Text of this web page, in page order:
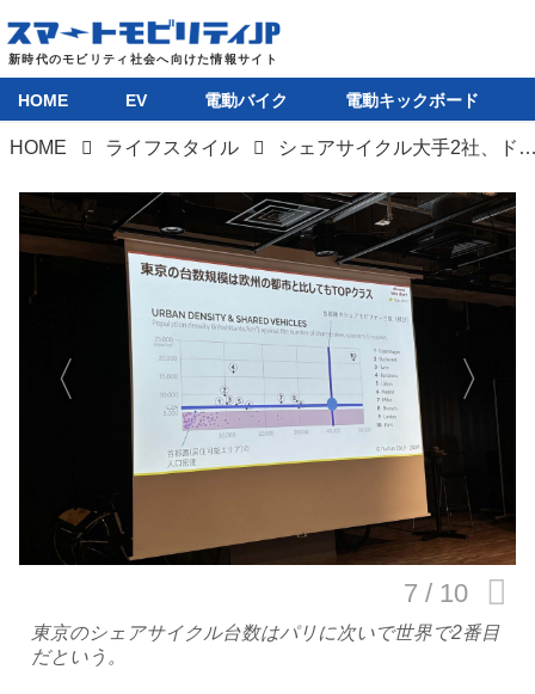
HOME
EV
電動バイク
電動キックボード
ライフスタイル
テクノロジー
このメディアについて
利用規約
HOME EV 電動バイク 電動キックボード
HOME ライフスタイル シェアサイクル大手2社、ドコモ・バイクシェアとOpenStreetがポ
東京のシェアサイクル台数はパリに次いで世界で2番目
だという。